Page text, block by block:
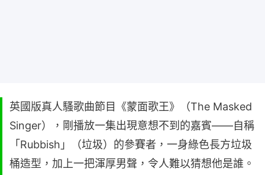
英國版真人騷歌曲節目《蒙面歌王》（The Masked
Singer），剛播放一集出現意想不到的嘉賓——自稱
「Rubbish」（垃圾）的參賽者，一身綠色長方垃圾
桶造型，加上一把渾厚男聲，令人難以猜想他是誰。